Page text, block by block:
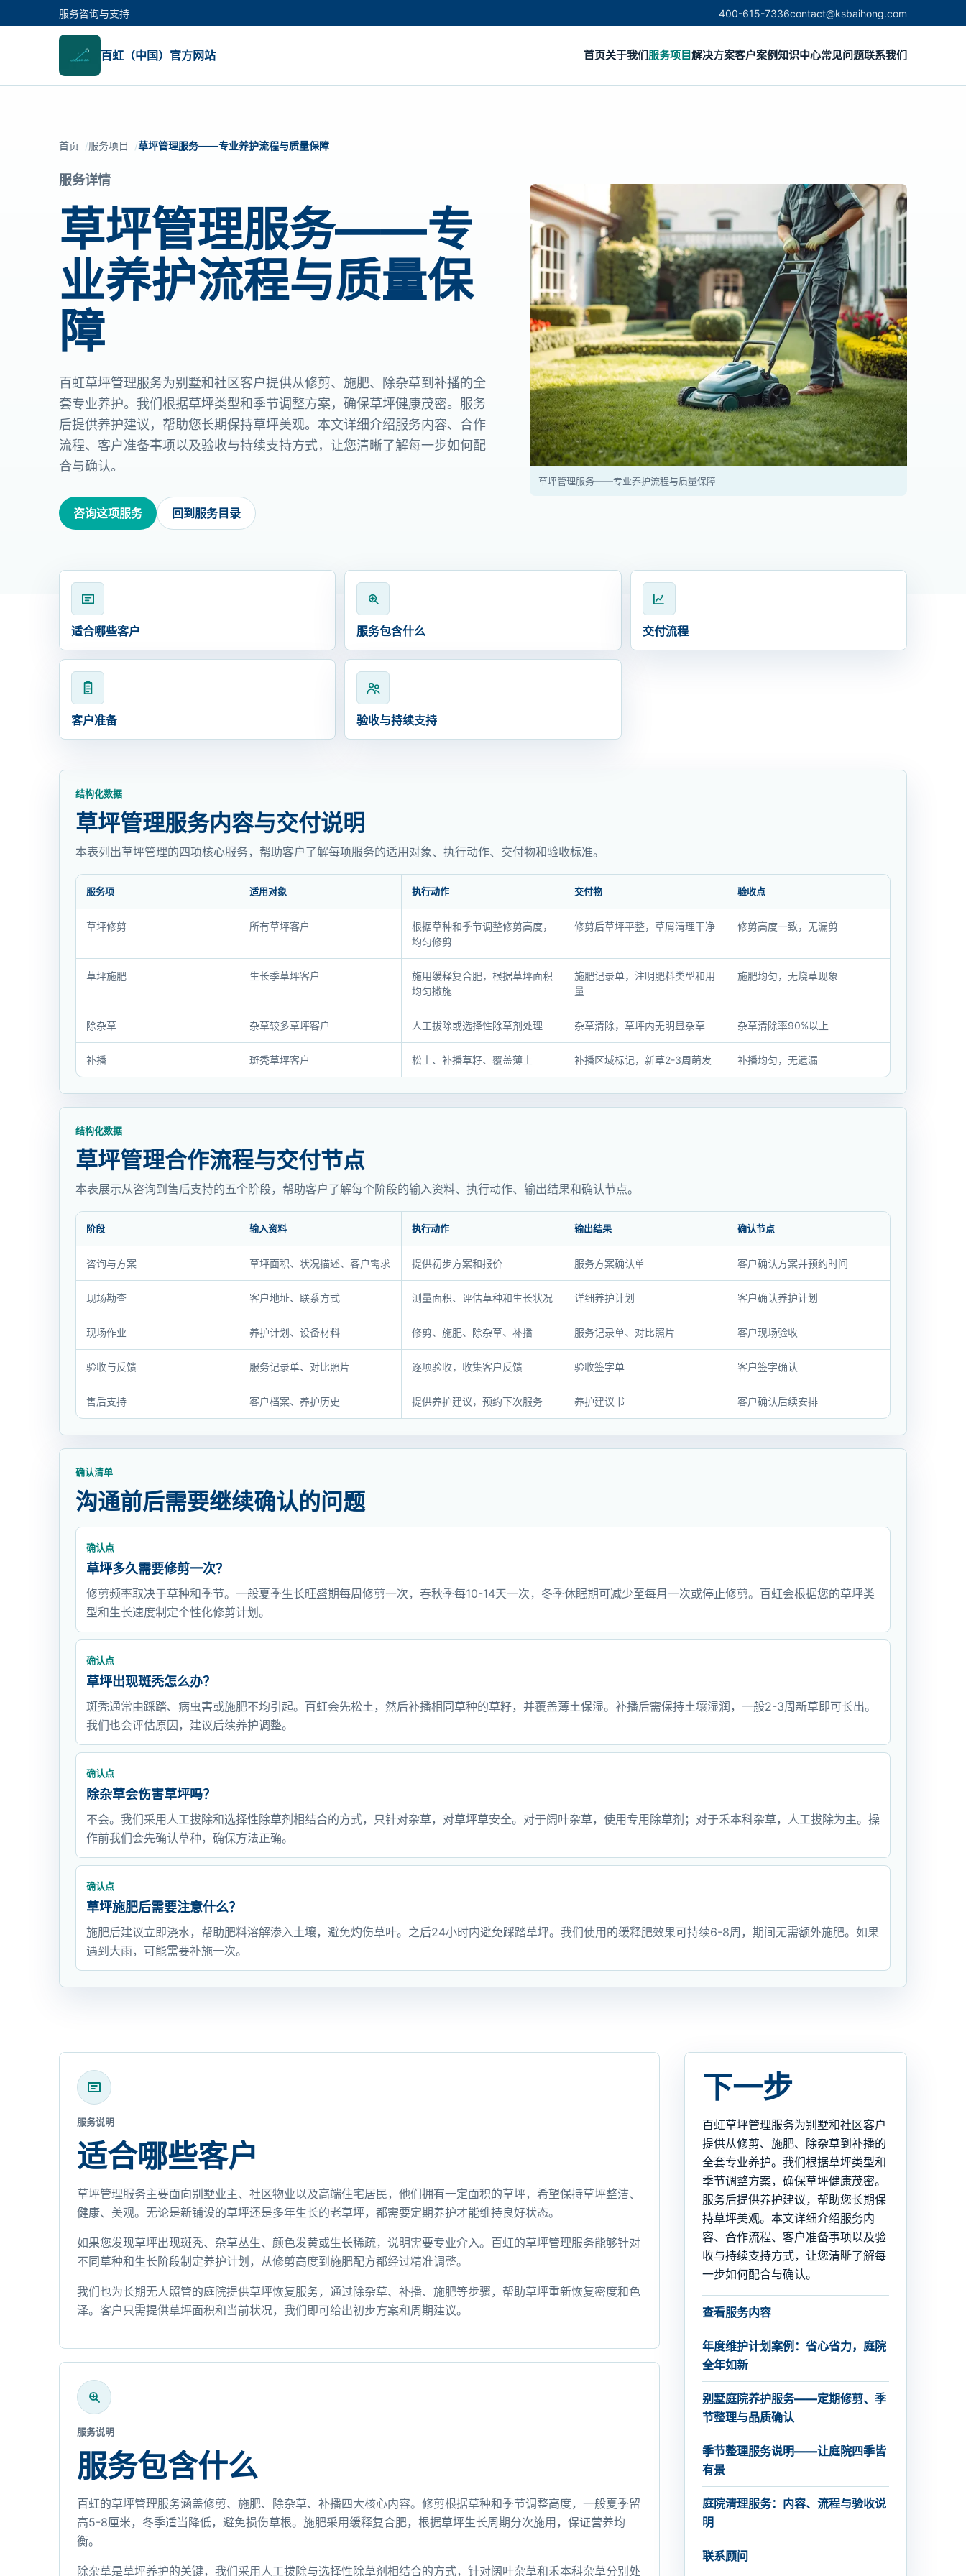
服务咨询与支持 400-615-7336contact@ksbaihong.com
百虹（中国）官方网站 首页关于我们服务项目解决方案客户案例知识中心常见问题联系我们
首页 服务项目 草坪管理服务——专业养护流程与质量保障
服务详情
草坪管理服务——专
业养护流程与质量保
障
百虹草坪管理服务为别墅和社区客户提供从修剪、施肥、除杂草到补播的全
套专业养护。我们根据草坪类型和季节调整方案，确保草坪健康茂密。服务
后提供养护建议，帮助您长期保持草坪美观。本文详细介绍服务内容、合作
流程、客户准备事项以及验收与持续支持方式，让您清晰了解每一步如何配
合与确认。
咨询这项服务 回到服务目录
草坪管理服务——专业养护流程与质量保障
适合哪些客户 服务包含什么 交付流程
客户准备 验收与持续支持
结构化数据
草坪管理服务内容与交付说明
本表列出草坪管理的四项核心服务，帮助客户了解每项服务的适用对象、执行动作、交付物和验收标准。
草
管
理
务
内
付
说
服务项 适用对象 执行动作 交付物 验收点
草坪修剪 所有草坪客户
根据草种和季节调整修剪高度，
均匀修剪
修剪后草坪平整，草屑清理干净 修剪高度一致，无漏剪
草坪施肥 生长季草坪客户
施用缓释复合肥，根据草坪面积
均匀撒施
施肥记录单，注明肥料类型和用
量
施肥均匀，无烧草现象
除杂草 杂草较多草坪客户 人工拔除或选择性除草剂处理 杂草清除，草坪内无明显杂草 杂草清除率90%以上
补播 斑秃草坪客户 松土、补播草籽、覆盖薄土 补播区域标记，新草2-3周萌发 补播均匀，无遗漏
结构化数据
草坪管理合作流程与交付节点
本表展示从咨询到售后支持的五个阶段，帮助客户了解每个阶段的输入资料、执行动作、输出结果和确认节点。
草
管
理
合
作
流
程
点
阶段 输入资料 执行动作 输出结果 确认节点
咨询与方案 草坪面积、状况描述、客户需求 提供初步方案和报价 服务方案确认单 客户确认方案并预约时间
现场勘查 客户地址、联系方式 测量面积、评估草种和生长状况 详细养护计划 客户确认养护计划
现场作业 养护计划、设备材料 修剪、施肥、除杂草、补播 服务记录单、对比照片 客户现场验收
验收与反馈 服务记录单、对比照片 逐项验收，收集客户反馈 验收签字单 客户签字确认
售后支持 客户档案、养护历史 提供养护建议，预约下次服务 养护建议书 客户确认后续安排
确认清单
沟通前后需要继续确认的问题
确认点
草坪多久需要修剪一次？
修剪频率取决于草种和季节。一般夏季生长旺盛期每周修剪一次，春秋季每10-14天一次，冬季休眠期可减少至每月一次或停止修剪。百虹会根据您的草坪类
型和生长速度制定个性化修剪计划。
确认点
草坪出现斑秃怎么办？
斑秃通常由踩踏、病虫害或施肥不均引起。百虹会先松土，然后补播相同草种的草籽，并覆盖薄土保湿。补播后需保持土壤湿润，一般2-3周新草即可长出。
我们也会评估原因，建议后续养护调整。
确认点
除杂草会伤害草坪吗？
不会。我们采用人工拔除和选择性除草剂相结合的方式，只针对杂草，对草坪草安全。对于阔叶杂草，使用专用除草剂；对于禾本科杂草，人工拔除为主。操
作前我们会先确认草种，确保方法正确。
确认点
草坪施肥后需要注意什么？
施肥后建议立即浇水，帮助肥料溶解渗入土壤，避免灼伤草叶。之后24小时内避免踩踏草坪。我们使用的缓释肥效果可持续6-8周，期间无需额外施肥。如果
遇到大雨，可能需要补施一次。
服务说明
适合哪些客户
草坪管理服务主要面向别墅业主、社区物业以及高端住宅居民，他们拥有一定面积的草坪，希望保持草坪整洁、
健康、美观。无论是新铺设的草坪还是多年生长的老草坪，都需要定期养护才能维持良好状态。
如果您发现草坪出现斑秃、杂草丛生、颜色发黄或生长稀疏，说明需要专业介入。百虹的草坪管理服务能够针对
不同草种和生长阶段制定养护计划，从修剪高度到施肥配方都经过精准调整。
我们也为长期无人照管的庭院提供草坪恢复服务，通过除杂草、补播、施肥等步骤，帮助草坪重新恢复密度和色
泽。客户只需提供草坪面积和当前状况，我们即可给出初步方案和周期建议。
服务说明
服务包含什么
百虹的草坪管理服务涵盖修剪、施肥、除杂草、补播四大核心内容。修剪根据草种和季节调整高度，一般夏季留
高5-8厘米，冬季适当降低，避免损伤草根。施肥采用缓释复合肥，根据草坪生长周期分次施用，保证营养均
衡。
除杂草是草坪养护的关键，我们采用人工拔除与选择性除草剂相结合的方式，针对阔叶杂草和禾本科杂草分别处
下一步
百虹草坪管理服务为别墅和社区客户
提供从修剪、施肥、除杂草到补播的
全套专业养护。我们根据草坪类型和
季节调整方案，确保草坪健康茂密。
服务后提供养护建议，帮助您长期保
持草坪美观。本文详细介绍服务内
容、合作流程、客户准备事项以及验
收与持续支持方式，让您清晰了解每
一步如何配合与确认。
查看服务内容
年度维护计划案例：省心省力，庭院
全年如新
别墅庭院养护服务——定期修剪、季
节整理与品质确认
季节整理服务说明——让庭院四季皆
有景
庭院清理服务：内容、流程与验收说
明
联系顾问